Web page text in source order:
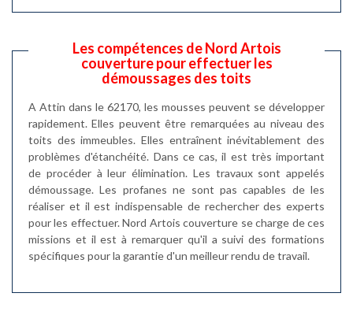
Les compétences de Nord Artois
couverture pour effectuer les
démoussages des toits
A Attin dans le 62170, les mousses peuvent se développer
rapidement. Elles peuvent être remarquées au niveau des
toits des immeubles. Elles entraînent inévitablement des
problèmes d'étanchéité. Dans ce cas, il est très important
de procéder à leur élimination. Les travaux sont appelés
démoussage. Les profanes ne sont pas capables de les
réaliser et il est indispensable de rechercher des experts
pour les effectuer. Nord Artois couverture se charge de ces
missions et il est à remarquer qu'il a suivi des formations
spécifiques pour la garantie d'un meilleur rendu de travail.